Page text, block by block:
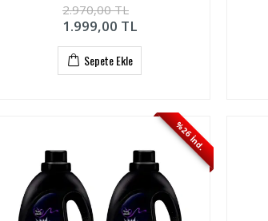
2.970,00TL
1.999,00 TL
Sepete Ekle
%26 İnd.